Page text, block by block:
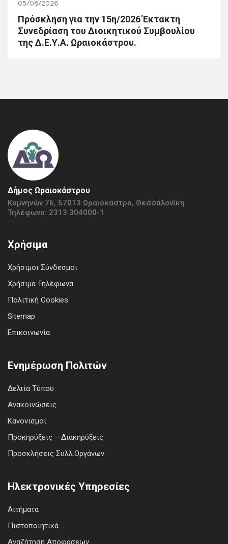
05/08/2026
Πρόσκληση για την 15η/2026 Έκτακτη
Συνεδρίαση του Διοικητικού Συμβουλίου
της Δ.Ε.Υ.Α. Ωραιοκάστρου.
Δήμος Ωραιοκάστρου
Κομνηνών 76, 57013 Ωραιόκαστρο, Θεσσαλονίκη
Τηλέφωνο: 2313 304000-1
Χρήσιμα
Χρήσιμοι Σύνδεσμοι
Χρήσιμα Τηλέφωνα
Πολιτική Cookies
Sitemap
Επικοινωνία
Ενημέρωση Πολιτών
Δελτία Τύπου
Ανακοινώσεις
Κανονισμοί
Προκηρύξεις – Διακηρύξεις
Προσκλήσεις Συλλ.Οργάνων
Ηλεκτρονικές Υπηρεσίες
Αιτήματα
Πιστοποιητικά
Αναζήτηση Αποφάσεων